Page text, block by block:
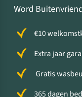
Word
€10
Extra jaar
Gratis
365 dagen